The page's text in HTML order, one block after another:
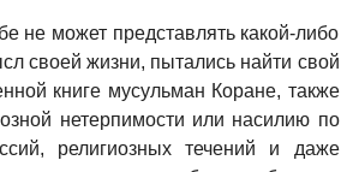
не может представлять какой-либо
своей жизни, пытались найти свой
книге мусульман Коране, также
нетерпимости или насилию по
религиозных течений и даже